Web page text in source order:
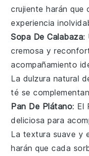
crujiente harán que
experiencia
Sopa De Calabaza:
cremosa y
acompañamiento
La dulzura natural
té se
Pan De Plátano: El
deliciosa para
La textura suave y
harán que cada